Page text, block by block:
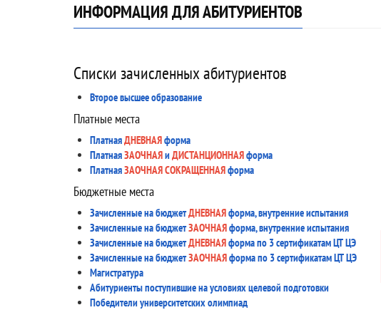
ИНФОРМАЦИЯ ДЛЯ АБИТУРИЕНТОВ
Списки зачисленных абитуриентов
Второе высшее образование
Платные места
ПлатнаяДНЕВНАЯформа
ПлатнаяЗАОЧНАЯиДИСТАНЦИОННАЯформа
ПлатнаяЗАОЧНАЯ СОКРАЩЕННАЯформа
Бюджетные места
Зачисленные на бюджетДНЕВНАЯформа, внутренние испытания
Зачисленные на бюджетЗАОЧНАЯформа, внутренние испытания
Зачисленные на бюджетДНЕВНАЯформа по 3 сертификатам ЦТ ЦЭ
Зачисленные на бюджетЗАОЧНАЯформа по 3 сертификатам ЦТ ЦЭ
Магистратура
Абитуриенты поступившие на условиях целевой подготовки
Победители университетских олимпиад